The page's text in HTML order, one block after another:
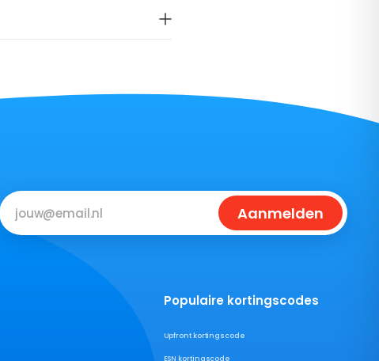
Aanmelden
Populaire kortingscodes
Upfront kortingscode
ESN kortingscode